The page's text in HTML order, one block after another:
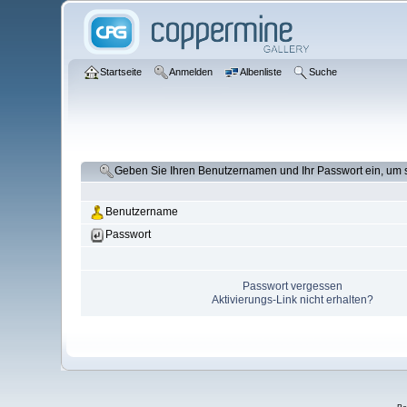
Startseite Anmelden Albenliste Suche
Geben Sie Ihren Benutzernamen und Ihr Passwort ein, um
Benutzername
Passwort
Passwort vergessen
Aktivierungs-Link nicht erhalten?